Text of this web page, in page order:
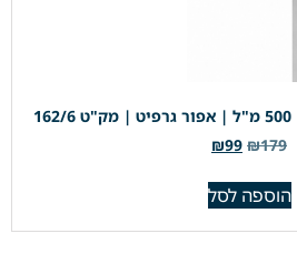
₪179
₪99
הוספה לסל